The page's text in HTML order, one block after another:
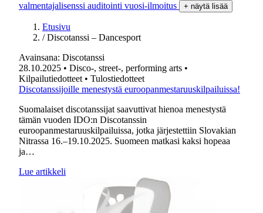
valmentajalisenssi auditointi vuosi-ilmoitus + näytä lisää
Etusivu
/ Discotanssi – Dancesport
Avainsana: Discotanssi
28.10.2025 • Disco-, street-, performing arts •
Kilpailutiedotteet • Tulostiedotteet
Discotanssijoille menestystä euroopanmestaruuskilpailuissa!
Suomalaiset discotanssijat saavuttivat hienoa menestystä
tämän vuoden IDO:n Discotanssin
euroopanmestaruuskilpailuissa, jotka järjestettiin Slovakian
Nitrassa 16.–19.10.2025. Suomeen matkasi kaksi hopeaa
ja…
Lue artikkeli